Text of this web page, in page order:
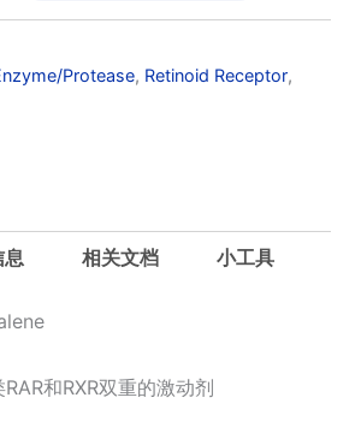
Protease, Retinoid Receptor,
息 相关文档 小工具
和RXR双重的激动剂